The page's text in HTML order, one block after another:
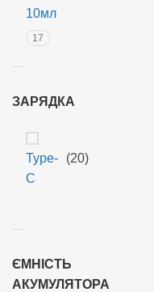
10мл
17
ЗАРЯДКА
Type-
C
(20)
ЄМНІСТЬ
АКУМУЛЯТОРА